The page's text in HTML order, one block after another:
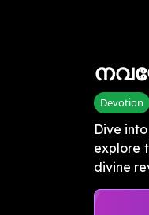
Devotion
Dive
explore
divine